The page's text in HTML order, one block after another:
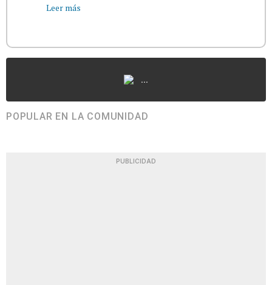
Leer más
...
POPULAR EN LA COMUNIDAD
PUBLICIDAD